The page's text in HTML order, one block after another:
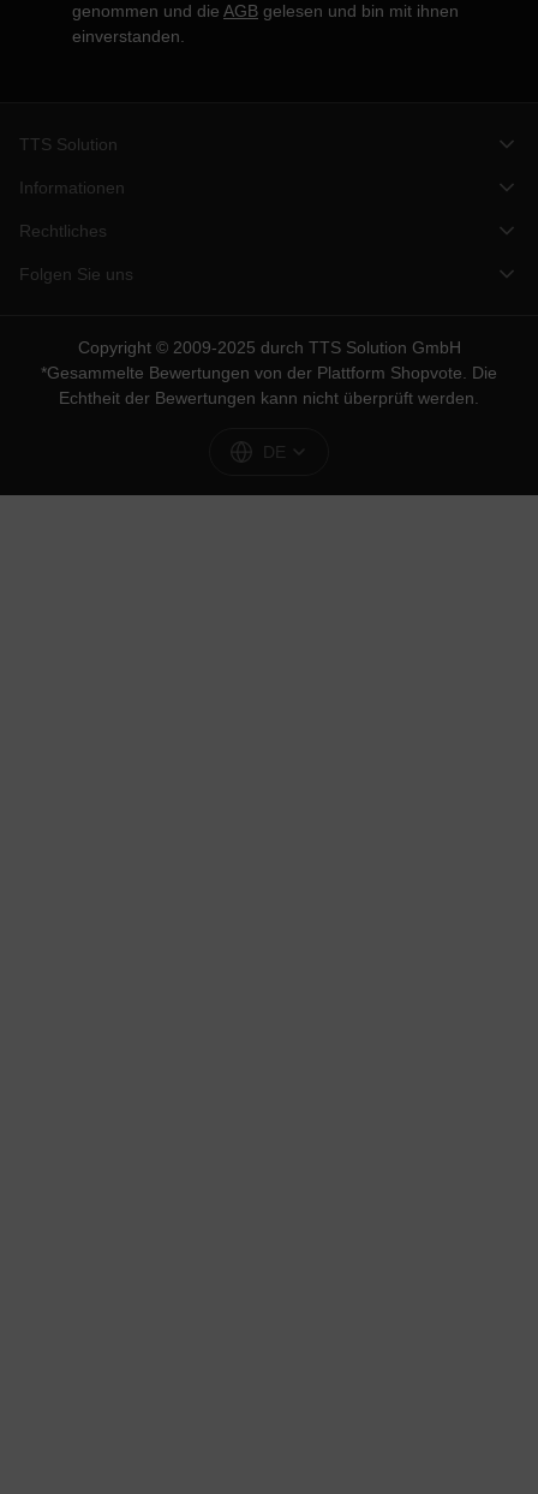
genommen und die AGB gelesen und bin mit ihnen
einverstanden.
TTS Solution
Informationen
Rechtliches
Folgen Sie uns
Copyright © 2009-2025 durch TTS Solution GmbH
*Gesammelte Bewertungen von der Plattform Shopvote. Die
Echtheit der Bewertungen kann nicht überprüft werden.
DE